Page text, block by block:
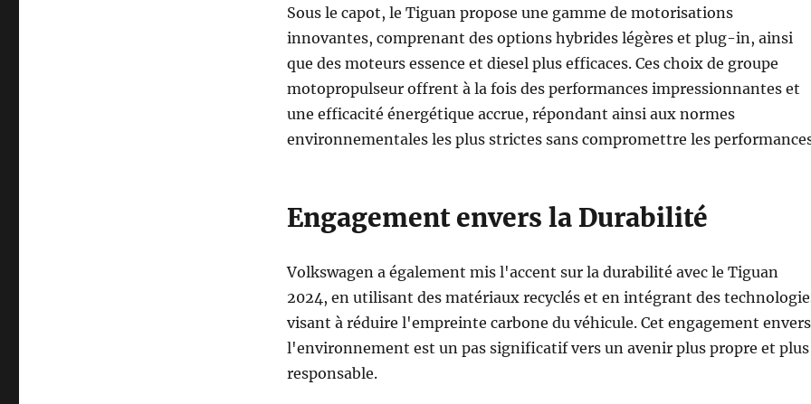
Sous le capot, le Tiguan propose une gamme de motorisations
innovantes, comprenant des options hybrides légères et plug-in, ainsi
que des moteurs essence et diesel plus efficaces. Ces choix de groupe
motopropulseur offrent à la fois des performances impressionnantes et
une efficacité énergétique accrue, répondant ainsi aux normes
environnementales les plus strictes sans compromettre les
Engagement envers la Durabilité
Volkswagen a également mis l'accent sur la durabilité avec le Tiguan
2024, en utilisant des matériaux recyclés et en intégrant des
visant à réduire l'empreinte carbone du véhicule. Cet engagement envers
l'environnement est un pas significatif vers un avenir plus propre et plus
responsable.